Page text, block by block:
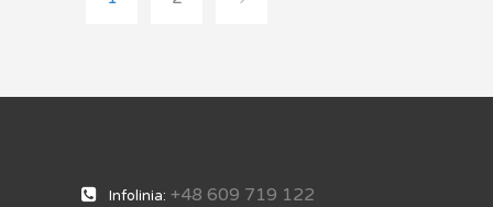
Infolinia: +48 609 719 122